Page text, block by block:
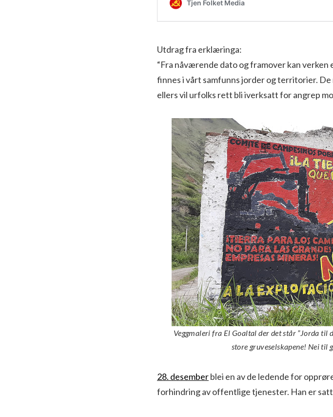
Utdrag fra erklæringa:
“Fra nåværende dato og framover kan
finnes i vårt samfunns jorder og territorier.
ellers vil urfolks rett bli iverksatt for angrep
Veggmaleri fra El Goaltal der det står ”Jorda til
store gruveselskapene! Nei til
28. desemberblei en av de ledende for
forhindring av offentlige tjenester. Han er